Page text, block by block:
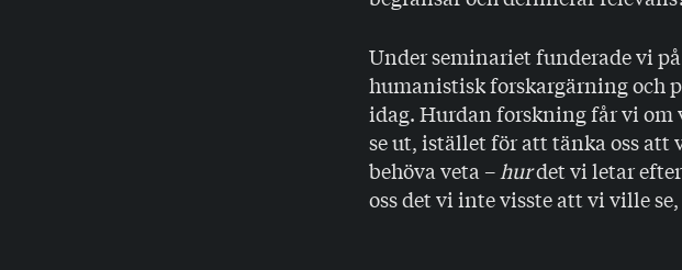
Under seminariet funderade vi
humanistisk forskargärning och
idag. Hurdan forskning får vi om
se ut, istället för att tänka oss att
behöva veta – hurdet vi letar
oss det vi inte visste att vi ville